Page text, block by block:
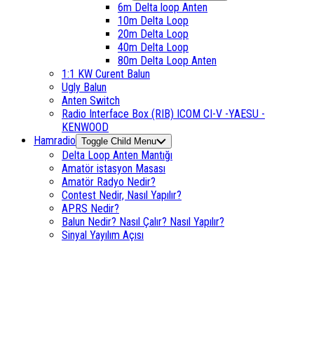
6m Delta loop Anten
10m Delta Loop
20m Delta Loop
40m Delta Loop
80m Delta Loop Anten
1:1 KW Curent Balun
Ugly Balun
Anten Switch
Radio Interface Box (RIB) ICOM CI-V -YAESU -
KENWOOD
Hamradio Toggle Child Menu
Delta Loop Anten Mantığı
Amatör istasyon Masası
Amatör Radyo Nedir?
Contest Nedir, Nasıl Yapılır?
APRS Nedir?
Balun Nedir? Nasıl Çalır? Nasıl Yapılır?
Sinyal Yayılım Açısı